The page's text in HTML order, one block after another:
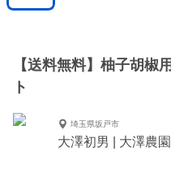
【送料無料】柚子胡椒
ト
埼玉県坂戸市
大澤初男 | 大澤農園